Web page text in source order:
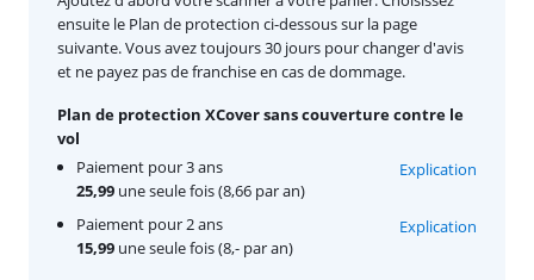
ensuite le Plan de protection ci-dessous sur la page
suivante. Vous avez toujours 30 jours pour changer d'avis
et ne payez pas de franchise en cas de dommage.
Plan de protection XCover sans couverture contre le
vol
Paiement pour 3 ans
25,99 une seule fois (8,66 par an)
Explication
Paiement pour 2 ans
15,99 une seule fois (8,- par an)
Explication